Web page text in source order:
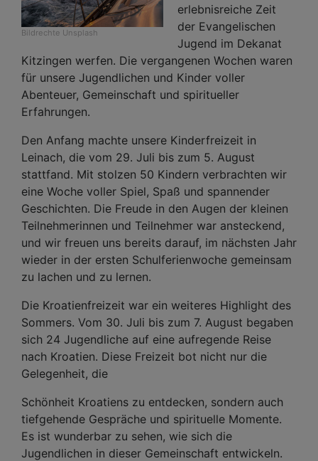
Bildrechte Unsplash
erlebnisreiche Zeit
der Evangelischen
Jugend im Dekanat
Kitzingen werfen. Die vergangenen Wochen waren
für unsere Jugendlichen und Kinder voller
Abenteuer, Gemeinschaft und spiritueller
Erfahrungen.
Den Anfang machte unsere Kinderfreizeit in
Leinach, die vom 29. Juli bis zum 5. August
stattfand. Mit stolzen 50 Kindern verbrachten wir
eine Woche voller Spiel, Spaß und spannender
Geschichten. Die Freude in den Augen der kleinen
Teilnehmerinnen und Teilnehmer war ansteckend,
und wir freuen uns bereits darauf, im nächsten Jahr
wieder in der ersten Schulferienwoche gemeinsam
zu lachen und zu lernen.
Die Kroatienfreizeit war ein weiteres Highlight des
Sommers. Vom 30. Juli bis zum 7. August begaben
sich 24 Jugendliche auf eine aufregende Reise
nach Kroatien. Diese Freizeit bot nicht nur die
Gelegenheit, die
Schönheit Kroatiens zu entdecken, sondern auch
tiefgehende Gespräche und spirituelle Momente.
Es ist wunderbar zu sehen, wie sich die
Jugendlichen in dieser Gemeinschaft entwickeln.